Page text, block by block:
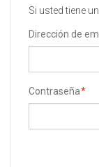
Si usted tiene
Dirección de
*
Contraseña